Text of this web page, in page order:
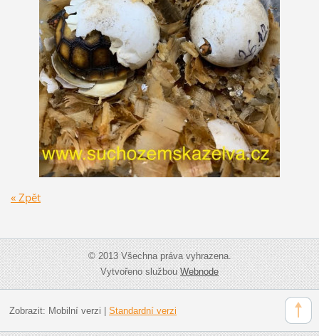
« Zpět
© 2013 Všechna práva vyhrazena.
Vytvořeno službouWebnode
Zobrazit: Mobilní verzi Standardní verzi